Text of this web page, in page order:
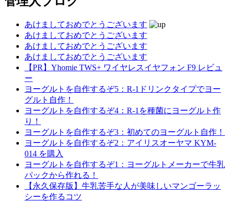
あけましておめでとうございます
あけましておめでとうございます
あけましておめでとうございます
あけましておめでとうございます
【PR】Yhomie TWS+ ワイヤレスイヤフォン F9 レビュ
ー
ヨーグルトを自作するぞ5：R-1ドリンクタイプでヨー
グルト自作！
ヨーグルトを自作するぞ4：R-1を種菌にヨーグルト作
り！
ヨーグルトを自作するぞ3：初めてのヨーグルト自作！
ヨーグルトを自作するぞ2：アイリスオーヤマ KYM-
014 を購入
ヨーグルトを自作するぞ1：ヨーグルトメーカーで牛乳
パックから作れる！
【永久保存版】牛乳苦手な人が美味しいマンゴーラッ
シーを作るコツ